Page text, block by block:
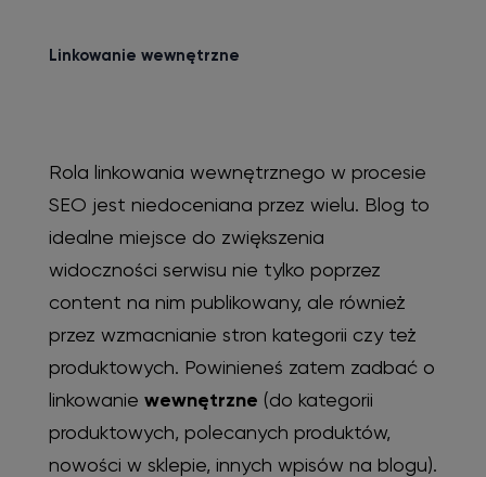
Linkowanie wewnętrzne
Rola linkowania wewnętrznego w procesie
SEO jest niedoceniana przez wielu. Blog to
idealne miejsce do zwiększenia
widoczności serwisu nie tylko poprzez
content na nim publikowany, ale również
przez wzmacnianie stron kategorii czy też
produktowych. Powinieneś zatem zadbać o
linkowanie wewnętrzne (do kategorii
produktowych, polecanych produktów,
nowości w sklepie, innych wpisów na blogu).